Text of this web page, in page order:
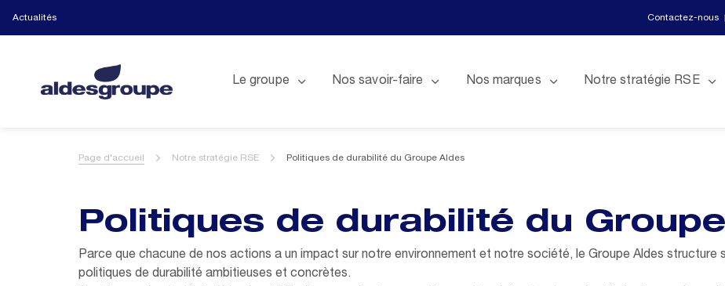
Actualités Contactez-nous
Le groupe Nos savoir-faire Nos marques Notre stratégie RSE
Page d'accueil Notre stratégie RSE Politiques de durabilité du Groupe Aldes
Politiques de durabilité du
Parce que chacune de nos actions a un impact sur notre environnement et notre société, le Groupe Aldes structure
politiques de durabilité ambitieuses et concrètes.